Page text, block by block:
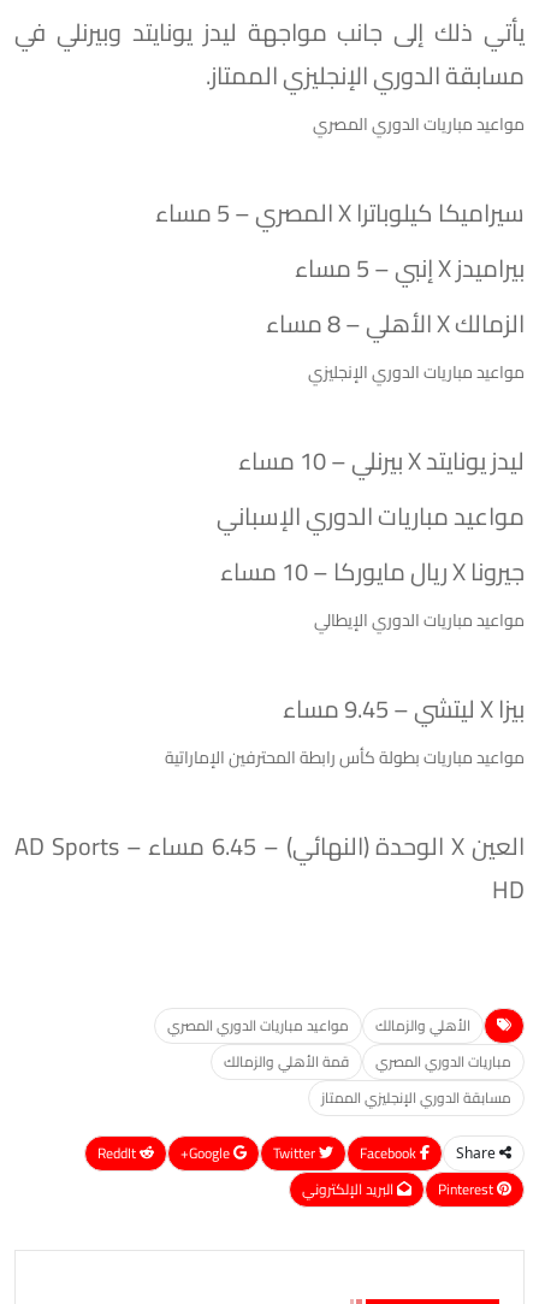
يأتي ذلك إلى جانب مواجهة ليدز يونايتد وبيرنلي في
مسابقة الدوري الإنجليزي الممتاز.
مواعيد مباريات الدوري المصري
سيراميكا كيلوباترا X المصري – 5 مساء
بيراميدز X إنبي – 5 مساء
الزمالك X الأهلي – 8 مساء
مواعيد مباريات الدوري الإنجليزي
ليدز يونايتد X بيرنلي – 10 مساء
مواعيد مباريات الدوري الإسباني
جيرونا X ريال مايوركا – 10 مساء
مواعيد مباريات الدوري الإيطالي
بيزا X ليتشي – 9.45 مساء
مواعيد مباريات بطولة كأس رابطة المحترفين الإماراتية
العين X الوحدة (النهائي) – 6.45 مساء – AD Sports
HD
الأهلي والزمالك
مواعيد مباريات الدوري المصري
مباريات الدوري المصري
قمة الأهلي والزمالك
مسابقة الدوري الإنجليزي الممتاز
Share
Google+
ReddIt
Pinterest
البريد الإلكتروني